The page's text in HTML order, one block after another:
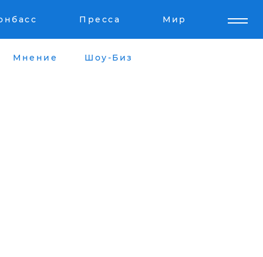
Пресса Мир
Мнение Шоу-Биз